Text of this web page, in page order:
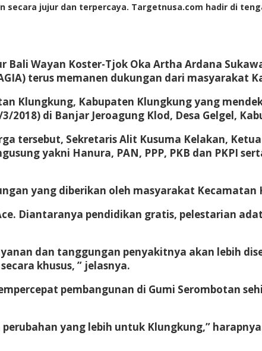
jujur dan terpercaya. Targetnusa.com hadir di
Bali Wayan Koster-Tjok Oka Artha Ardana
terus memanen dukungan dari masyarakat
Klungkung, Kabupaten Klungkung yang
2018) di Banjar Jeroagung Klod, Desa Gelgel,
tersebut, Sekretaris Alit Kusuma Kelakan,
yakni Hanura, PAN, PPP, PKB dan PKPI
yang diberikan oleh masyarakat Kecamatan
Diantaranya pendidikan gratis, pelestarian
dan tanggungan penyakitnya akan lebih
khusus, ” jelasnya.
pembangunan di Gumi Serombotan
yang lebih untuk Klungkung,”